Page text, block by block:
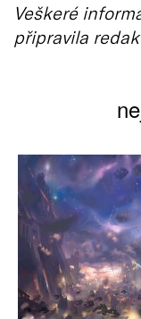
Veškeré
připravila